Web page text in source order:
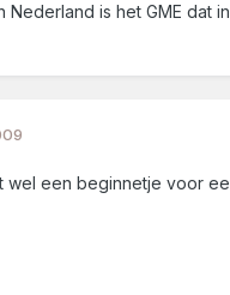
Nederland is het GME dat
wel een beginnetje voor